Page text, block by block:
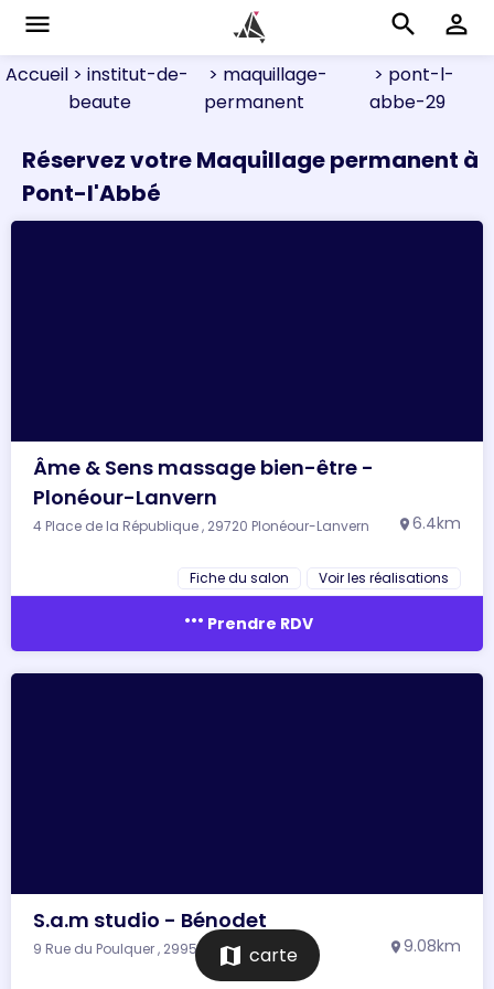
menu search perm_identity
Accueil > institut-de-
beaute
> maquillage-
permanent
> pont-l-
abbe-29
Réservez votre Maquillage permanent à
Pont-l'Abbé
Âme & Sens massage bien-être -
Plonéour-Lanvern
4 Place de la République , 29720 Plonéour-Lanvern location_on 6.4km
Fiche du salon Voir les réalisations
more_horiz Prendre RDV
S.a.m studio - Bénodet
9 Rue du Poulquer , 29950 Bénodet location_on 9.08km
map carte